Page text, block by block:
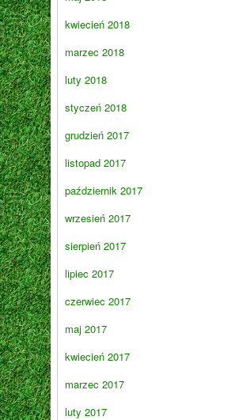
kwiecień 2018
marzec 2018
luty 2018
styczeń 2018
grudzień 2017
listopad 2017
październik 2017
wrzesień 2017
sierpień 2017
lipiec 2017
czerwiec 2017
maj 2017
kwiecień 2017
marzec 2017
luty 2017